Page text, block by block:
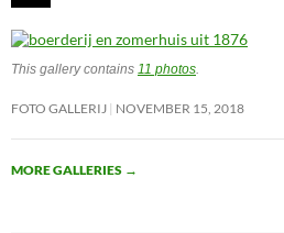
This gallery contains 11 photos
FOTO GALLERIJ NOVEMBER 15, 2018
MORE GALLERIES →